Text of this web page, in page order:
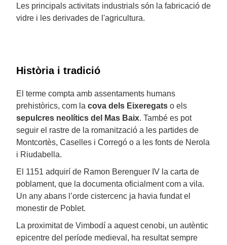
Les principals activitats industrials són la fabricació de
vidre i les derivades de l'agricultura.
Història i tradició
El terme compta amb assentaments humans
prehistòrics, com la cova dels Eixeregats o els
sepulcres neolítics del Mas Baix. També es pot
seguir el rastre de la romanització a les partides de
Montcortès, Caselles i Corregó o a les fonts de Nerola
i Riudabella.
El 1151 adquirí de Ramon Berenguer IV la carta de
poblament, que la documenta oficialment com a vila.
Un any abans l’orde cistercenc ja havia fundat el
monestir de Poblet.
La proximitat de Vimbodí a aquest cenobi, un autèntic
epicentre del període medieval, ha resultat sempre